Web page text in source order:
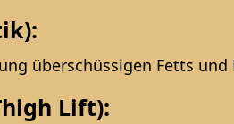
überschüssigen Fetts
Lift):